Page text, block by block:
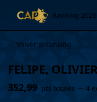
Ranking 2026
← Volver al ranking
FELIPE,
352,99 pts totales — 4